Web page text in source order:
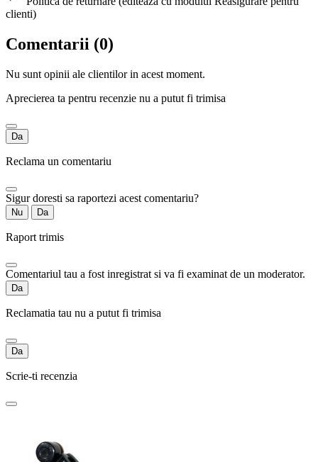
clienti)
Comentarii (0)
Nu sunt opinii ale clientilor in acest moment.
Aprecierea ta pentru recenzie nu a putut fi trimisa
Da
Reclama un comentariu
Sigur doresti sa raportezi acest comentariu?
Nu Da
Raport trimis
Comentariul tau a fost inregistrat si va fi examinat de un moderator.
Da
Reclamatia tau nu a putut fi trimisa
Da
Scrie-ti recenzia